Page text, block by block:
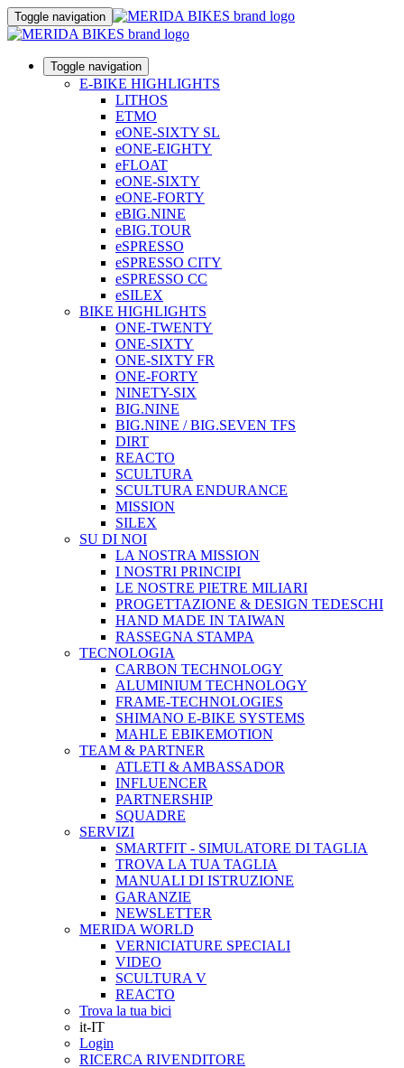
Toggle navigation
Toggle navigation
E-BIKE HIGHLIGHTS
LITHOS
ETMO
eONE-SIXTY SL
eONE-EIGHTY
eFLOAT
eONE-SIXTY
eONE-FORTY
eBIG.NINE
eBIG.TOUR
eSPRESSO
eSPRESSO CITY
eSPRESSO CC
eSILEX
BIKE HIGHLIGHTS
ONE-TWENTY
ONE-SIXTY
ONE-SIXTY FR
ONE-FORTY
NINETY-SIX
BIG.NINE
BIG.NINE / BIG.SEVEN TFS
DIRT
REACTO
SCULTURA
SCULTURA ENDURANCE
MISSION
SILEX
SU DI NOI
LA NOSTRA MISSION
I NOSTRI PRINCIPI
LE NOSTRE PIETRE MILIARI
PROGETTAZIONE & DESIGN TEDESCHI
HAND MADE IN TAIWAN
RASSEGNA STAMPA
TECNOLOGIA
CARBON TECHNOLOGY
ALUMINIUM TECHNOLOGY
FRAME-TECHNOLOGIES
SHIMANO E-BIKE SYSTEMS
MAHLE EBIKEMOTION
TEAM & PARTNER
ATLETI & AMBASSADOR
INFLUENCER
PARTNERSHIP
SQUADRE
SERVIZI
SMARTFIT - SIMULATORE DI TAGLIA
TROVA LA TUA TAGLIA
MANUALI DI ISTRUZIONE
GARANZIE
NEWSLETTER
MERIDA WORLD
VERNICIATURE SPECIALI
VIDEO
SCULTURA V
REACTO
Trova la tua bici
it-IT
Login
RICERCA RIVENDITORE